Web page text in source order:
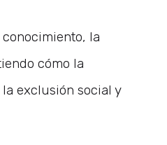
la
cómo la
exclusión social y